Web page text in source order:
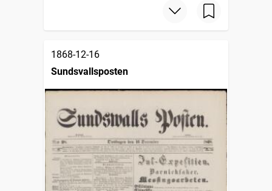
1868-12-16
Sundsvallsposten